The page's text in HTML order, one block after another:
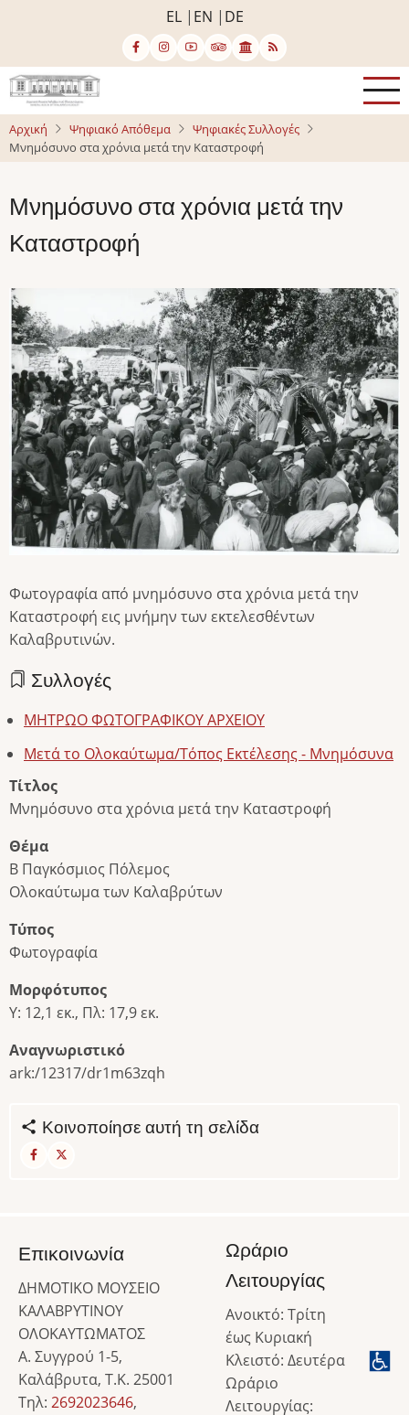
κυρίως
περιεχόμενο
EL EN DE
Αρχική Ψηφιακό Απόθεμα
Ψηφιακές Συλλογές
Μνημόσυνο στα χρόνια μετά την Καταστροφή
Μνημόσυνο στα χρόνια μετά την
Καταστροφή
Image
Φωτογραφία από μνημόσυνο στα χρόνια μετά την
Καταστροφή εις μνήμην των εκτελεσθέντων
Καλαβρυτινών.
Συλλογές
ΜΗΤΡΩΟ ΦΩΤΟΓΡΑΦΙΚΟΥ ΑΡΧΕΙΟΥ
Μετά το Ολοκαύτωμα/Τόπος Εκτέλεσης - Μνημόσυνα
Τίτλος
Μνημόσυνο στα χρόνια μετά την Καταστροφή
Θέμα
Β Παγκόσμιος Πόλεμος
Ολοκαύτωμα των Καλαβρύτων
Τύπος
Φωτογραφία
Μορφότυπος
Υ: 12,1 εκ., Πλ: 17,9 εκ.
Αναγνωριστικό
ark:/12317/dr1m63zqh
Κοινοποίησε αυτή τη σελίδα
Επικοινωνία
ΔΗΜΟΤΙΚΟ ΜΟΥΣΕΙΟ
ΚΑΛΑΒΡΥΤΙΝΟΥ
ΟΛΟΚΑΥΤΩΜΑΤΟΣ
Α. Συγγρού 1-5,
Καλάβρυτα, Τ.Κ. 25001
Τηλ: 2692023646,
Ωράριο
Λειτουργίας
Ανοικτό: Τρίτη
έως Κυριακή
Κλειστό: Δευτέρα
Ωράριο
Λειτουργίας: